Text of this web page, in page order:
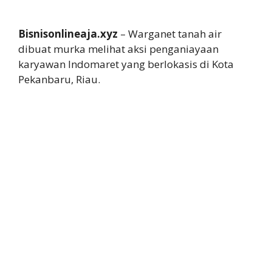
Bisnisonlineaja.xyz – Warganet tanah air
dibuat murka melihat aksi penganiayaan
karyawan Indomaret yang berlokasis di Kota
Pekanbaru, Riau.